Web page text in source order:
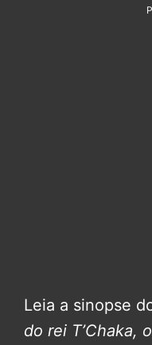
Leia a sinopse
do rei T’Chaka,